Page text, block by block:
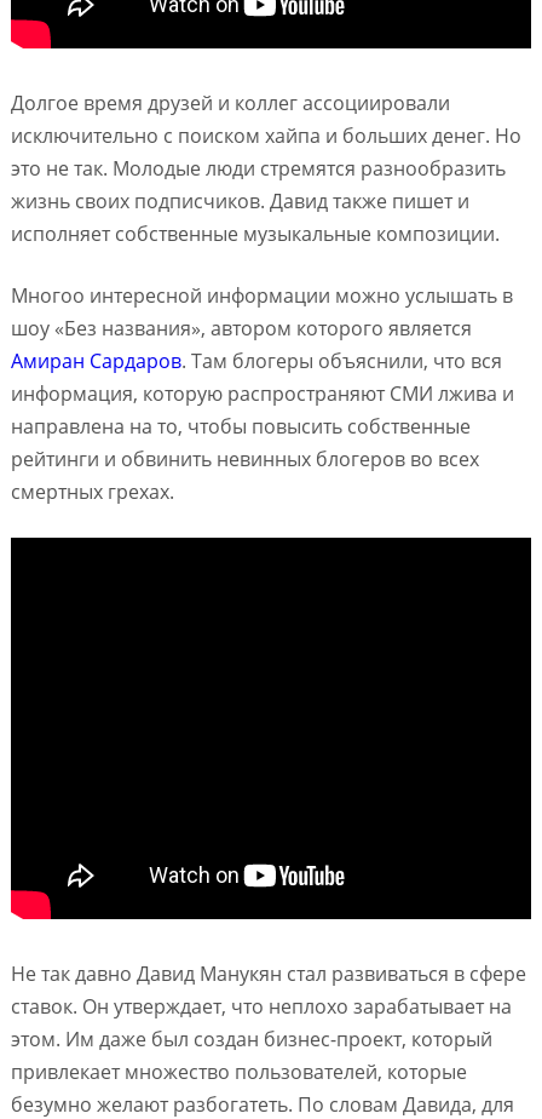
Долгое время друзей и коллег ассоциировали
исключительно с поиском хайпа и больших денег. Но
это не так. Молодые люди стремятся разнообразить
жизнь своих подписчиков. Давид также пишет и
исполняет собственные музыкальные композиции.
Многоо интересной информации можно услышать в
шоу «Без названия», автором которого является
Амиран Сардаров. Там блогеры объяснили, что вся
информация, которую распространяют СМИ лжива и
направлена на то, чтобы повысить собственные
рейтинги и обвинить невинных блогеров во всех
смертных грехах.
Не так давно Давид Манукян стал развиваться в сфере
ставок. Он утверждает, что неплохо зарабатывает на
этом. Им даже был создан бизнес-проект, который
привлекает множество пользователей, которые
безумно желают разбогатеть. По словам Давида, для